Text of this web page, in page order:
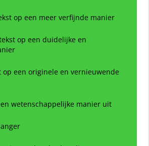
op een meer verfijnde manier
op een duidelijke en
op een originele en vernieuwende
wetenschappelijke manier uit